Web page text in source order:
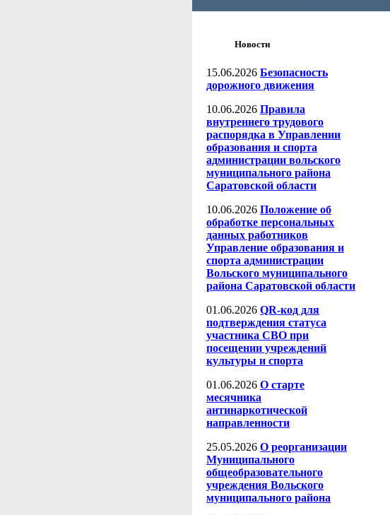
Новости
15.06.2026 Безопасность
дорожного движения
10.06.2026 Правила
внутреннего трудового
распорядка в Управлении
образования и спорта
администрации вольского
муниципального района
Саратовской области
10.06.2026 Положение об
обработке персональных
данных работников
Управление образования и
спорта администрации
Вольского муниципального
района Саратовской области
01.06.2026 QR-код для
подтверждения статуса
участника СВО при
посещении учреждений
культуры и спорта
01.06.2026 О старте
месячника
антинаркотической
направленности
25.05.2026 О реорганизации
Муниципального
общеобразовательного
учреждения Вольского
муниципального района